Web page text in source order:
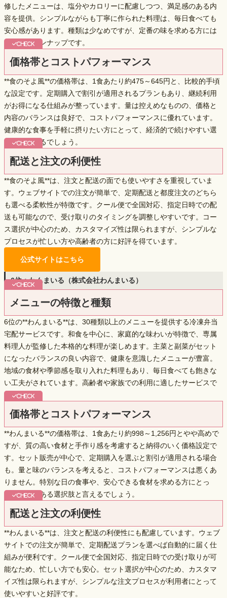
修したメニューは、塩分やカロリーに配慮しつつ、満足感のある内
容を提供。シンプルながらも丁寧に作られた料理は、毎日食べても
安心感があります。種類は少なめですが、定番の味を求める方には
十分なラインナップです。
価格帯とコストパフォーマンス
**食のそよ風**の価格帯は、1食あたり約475～645円と、比較的手頃
な設定です。定期購入で割引が適用されるプランもあり、 継続利用
がお得になる仕組みが整っています。量は控えめなものの、価格と
内容のバランスは良好で、コストパフォーマンスに優れています。
健康的な食事を手軽に摂りたい方にとって、経済的で続けやすい選
択肢と言えるでしょう。
配送と注文の利便性
**食のそよ風**は、注文と配送の面でも使いやすさを重視していま
す。ウェブサイトでの注文が簡単で、定期配送と都度注文のどちら
も選べる柔軟性が特徴です。クール便で全国対応、 指定日時での配
送も可能なので、受け取りのタイミングを調整しやすいです。コー
ス選択が中心のため、カスタマイズ性は限られますが、シンプルな
プロセスが忙しい方や高齢者の方に好評を得ています。
公式サイトはこちら
6位：わんまいる（株式会社わんまいる）
メニューの特徴と種類
6位の**わんまいる**は、 30種類以上のメニューを提供する冷凍弁当
宅配サービスです。和食を中心に、家庭的な味わいが特徴で、専属
料理人が監修した本格的な料理が楽しめます。主菜と副菜がセット
になったバランスの良い内容で、健康を意識したメニューが豊富。
地域の食材や季節感を取り入れた料理もあり、毎日食べても飽きな
い工夫がされています。高齢者や家族での利用に適したサービスで
す。
価格帯とコストパフォーマンス
**わんまいる**の価格帯は、1食あたり約998～1,256円とやや高めで
すが、 質の高い食材と手作り感を考慮すると納得のいく価格設定で
す。セット販売が中心で、定期購入を選ぶと割引が適用される場合
も。量と味のバランスを考えると、コストパフォーマンスは悪くあ
りません。特別な日の食事や、安心できる食材を求める方にとっ
て、価値のある選択肢と言えるでしょう。
配送と注文の利便性
**わんまいる**は、注文と配送の利便性にも配慮しています。ウェブ
サイトでの注文が簡単で、定期配送プランを選べば自動的に届く仕
組みが便利です。クール便で全国対応、 指定日時での受け取りが可
能なため、忙しい方でも安心。セット選択が中心のため、カスタマ
イズ性は限られますが、シンプルな注文プロセスが利用者にとって
使いやすいと好評です。